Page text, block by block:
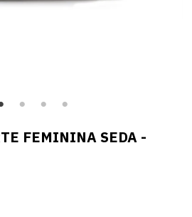
FEMININA SEDA -